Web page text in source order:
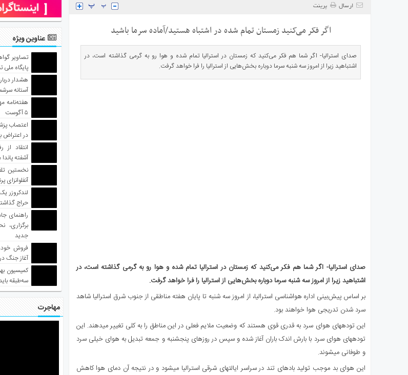
ارسال پرینت
اگر فکر می‌کنید زمستان تمام شده در اشتباه هستید/آماده سرما باشید
صدای استرالیا- اگر شما هم فکر می‌کنید که زمستان در استرالیا تمام شده و هوا رو به گرمی گذاشته است، در
اشتباهید زیرا از امروز سه شنبه سرما دوباره بخش‌هایی از استرالیا را فرا خواهد گرفت.
صدای استرالیا- اگر شما هم فکر می‌کنید که زمستان در استرالیا تمام شده و هوا رو به گرمی گذاشته است، در
اشتباهید زیرا از امروز سه شنبه سرما دوباره بخش‌هایی از استرالیا را فرا خواهد گرفت.
بر اساس پیش‌بینی اداره هواشناسی استرالیا، از امروز سه شنبه تا پایان هفته مناطقی از جنوب شرق استرالیا شاهد
سرد شدن تدریجی هوا خواهند بود.
این توده‎های هوای سرد به قدری قوی هستند که وضعیت ملایم فعلی در این مناطق را به کلی تغییر می‎دهند. این
توده‎های هوای سرد با بارش اندک باران آغاز شده و سپس در روزهای پنجشنبه و جمعه تبدیل به هوای خیلی سرد
و طوفانی می‎شوند.
این هوای بد موجب تولید بادهای تند در سراسر ایالت‎های شرقی استرالیا می‎شود و در نتیجه آن دمای هوا کاهش
عناوین ویژه
تصاویر
پایگاه
هشدار
آستانه
هفته‌نامه
۵ آگوست
اعتصاب
در اعتراض
انتقاد از
آشفته
نخستین
آنفلوانزای
لندکروزر
حراج
برگزاری،
جدید
فروش
آغاز جنگ
کمیسیون
سه‌طبقه
مهاجرت